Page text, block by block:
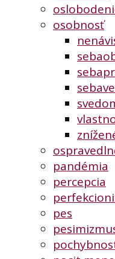
osobnosť
pandémia
percepcia
pes